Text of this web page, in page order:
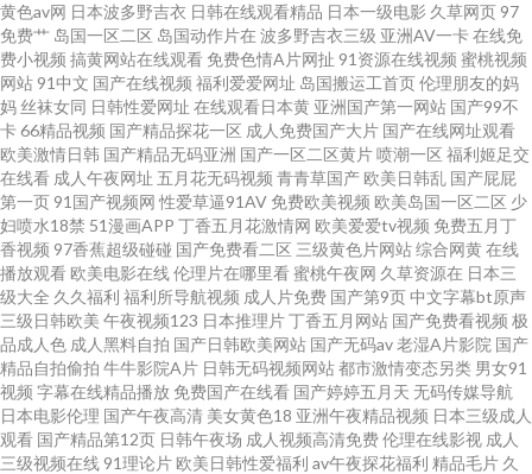
刺激片 欧美久久一欠 97男人天堂网 天堂中文新官网 国产豆花在线播放操 91
超碰在线人人 精品在线视频 91制片国产传媒在线看 五月天堂社区 久草五区
精品一二三四匹 国产精品在线91 影音先锋人妻偷窥av 91视频大全污污污 午
夜剧院 萌白酱导航 超碰97人人干人人操 91VA久久 玖玖在线视频 91视频在线
免费 日韩新片 超碰69资源 影视先锋高加勒比av 日韩精品色综合 国产精品掏
空网 91看片 丝袜后入91 国产ab自拍 91草莓视频 狼友基地av 91五码 色婷婷
日韩高清 浮力影院欧美日韩 91视频网站链接 午夜福利合集92 国厂三级在线
播放 91九色熟女p 婷婷丁香花一区 国产一级无毛不卡 91免费视频资源 日韩
黄色av网 日本波多野吉衣 日韩在线观看精品 日本一级电影 久草网页 97
免费艹 岛国一区二区 岛国动作片在 波多野吉衣三级 亚洲AV一卡在线免
费小视频 搞黄网站在线观看 免费色情A片网扯 91资源在线视频 蜜桃视频
网站 91中文 国产在线视频 福利爱爱网址 岛国搬运工首页伦理朋友的妈
妈 丝袜女同 日韩性爱网址 在线观看日本黄 亚洲国产第一网站 国产99不
卡66精品视频 国产精品探花一区 成人免费国产大片 国产在线网址观看
欧美激情日韩 国产精品无码亚洲 国产一区二区黄片喷潮一区 福利姬足交
在线看 成人午夜网址 五月花无码视频 青青草国产 欧美日韩乱 国产屁屁
第一页 91国产视频网 性爱草逼91AV 免费欧美视频 欧美岛国一区二区 少
妇喷水18禁 51漫画APP 丁香五月花激情网 欧美爱爱tv视频 免费五月丁
香视频 97香蕉超级碰碰 国产免费看二区 三级黄色片网站综合网黄在线
播放观看 欧美电影在线伦理片在哪里看蜜桃午夜网 久草资源在 日本三
级大全 久久福利 福利所导航视频 成人片免费 国产第9页中文字幕bt原声
三级日韩欧美 午夜视频123 日本推理片丁香五月网站 国产免费看视频 极
品成人色 成人黑料自拍 国产日韩欧美网站 国产无码av老湿A片影院 国产
精品自拍偷拍 牛牛影院A片 日韩无码视频网站都市激情变态另类 男女91
视频 字幕在线精品播放 免费国产在线看 国产婷婷五月天 无码传媒导航
日本电影伦理 国产午夜高清 美女黄色18 亚洲午夜精品视频 日本三级成人
观看 国产精品第12页 日韩午夜场 成人视频高清免费伦理在线影视 成人
三级视频在线 91理论片 欧美日韩性爱福利 av午夜探花福利 精品毛片 久